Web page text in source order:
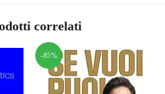
correlati
-85%